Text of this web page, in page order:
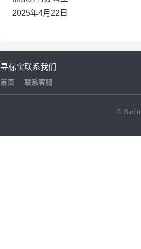
2025年4月22日
寻标宝
首页
联系我们
联系客服
© Baidu